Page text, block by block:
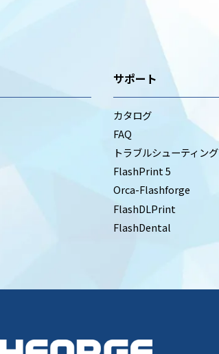
サポート
カタログ
FAQ
トラブルシューティング
FlashPrint 5
Orca-Flashforge
FlashDLPrint
FlashDental